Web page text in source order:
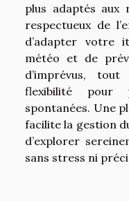
plus adaptés aux
respectueux de
d’adapter votre
météo et de
d’imprévus,
flexibilité pour
spontanées. Une
facilite la gestion
d’explorer
sans stress ni